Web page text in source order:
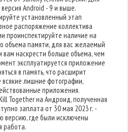
Android - 9 и выше.
установленный этап
распоряжение коллектива
проинспектируйте наличие на
объема памяти, для вас желаемый
наскрести больше объема, чем
эксплуатируется приложение
в память, что расширит
лишние фотографии,
приложения.
Together на Андроид, полученная
заплата от 30 мая 2023 г. -
версию, где были исключены
работа.